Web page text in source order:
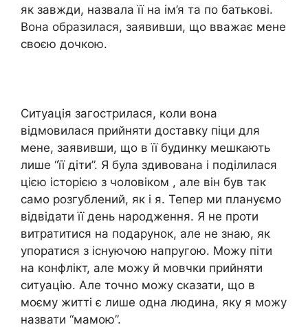
як завжди, назвала її на ім’я та по батькові.
Вона образилася, заявивши, що вважає мене
своєю дочкою.
Ситуація загострилася, коли вона
відмовилася прийняти доставку піци для
мене, заявивши, що в її будинку мешкають
лише “її діти”. Я була здивована і поділилася
цією історією з чоловіком , але він був так
само розгублений, як і я. Тепер ми плануємо
відвідати її день народження. Я не проти
витратитися на подарунок, але не знаю, як
упоратися з існуючою напругою. Можу піти
на конфлікт, але можу й мовчки прийняти
ситуацію. Але точно можу сказати, що в
моєму житті є лише одна людина, яку я можу
назвати “мамою”.